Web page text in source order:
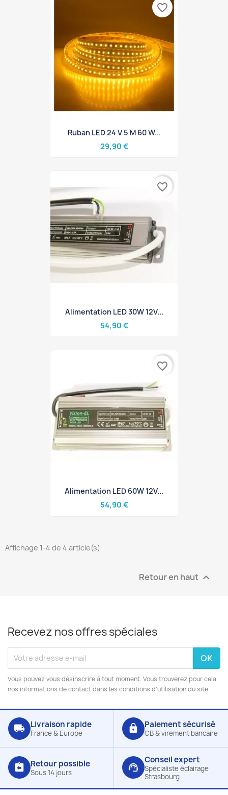
Ruban LED 24 V 5 M 60 W...
29,90 €
favorite_border
Alimentation LED 30W 12V...
54,90 €
favorite_border
Alimentation LED 60W 12V...
54,90 €
favorite_border
Affichage 1-4 de 4 article(s)
Retour en haut 
Recevez nos offres spéciales
Vous pouvez vous désinscrire à tout moment. Vous trouverez pour cela
nos informations de contact dans les conditions d'utilisation du site.
local_shipping Livraison rapide
France & Europe lock Paiement sécurisé
CB & virement bancaire
assignment_return Retour possible
Sous 14 jours support_agent
Conseil expert
Spécialiste éclairage
Strasbourg